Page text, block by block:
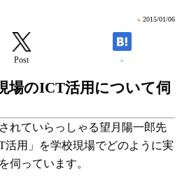
» 2015/01/06
Post -
場のICT活用について伺
れていらっしゃる望月陽一郎先
活用」を学校現場でどのように実
伺っています。